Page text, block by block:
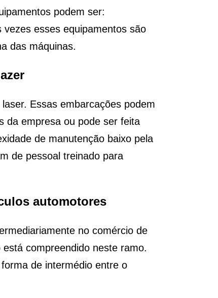
podem ser:
esses equipamentos são
das máquinas.
Essas embarcações podem
da empresa ou pode ser feita
de manutenção baixo pela
de pessoal treinado para
automotores
no comércio de
compreendido neste ramo.
de intermédio entre o